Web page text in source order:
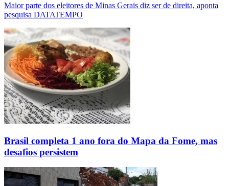
Maior parte dos eleitores de Minas Gerais diz ser de direita, aponta
pesquisa DATATEMPO
Brasil completa 1 ano fora do Mapa da Fome, mas
desafios persistem